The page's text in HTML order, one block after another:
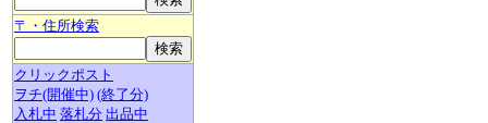
〒・住所検索
クリックポスト
ヲチ(開催中) (終了分)
入札中 落札分 出品中